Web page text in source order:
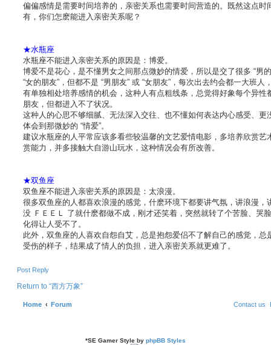
偏偏感情是需要时间培养的，亲密关系也需要时间营造的。既然这点时
有，你们怎麽能进入亲密关系呢？
★水瓶座
水瓶座不能进入亲密关系的原因是：博爱。
博爱不是花心，是不懂男女之间那点微妙的情爱，所以是交了很多 “男
“女的朋友”，但都不是 “男朋友” 或 “女朋友”，每次出去约会都一大班人
有单独相处培养感情的机会，这种人有点粗线条，总觉得好象每个异性
朋友，但都进入不了状况。
这种人的心思不够细腻、无法深入交往、也不懂如何表达内心感受、更
体会到那微妙的 “情爱”。
建议水瓶座的人平常应该多看些较温馨的文艺爱情电影，多培养欣赏艺
赏能力，并多接触大自游山玩水，这种情况会有所改善。
★双鱼座
双鱼座不能进入亲密关系的原因是：太浪漫。
很多双鱼座的人都喜欢浪漫的感觉，什麽环境下都要讲气氛，讲浪漫，
没 ＦＥＥＬ 了就什麽都做不成，刚才还笑着，突然就转了个苦脸、哭
化得让人受不了。
此外，双鱼座的人喜欢自怨自艾，总是抱怨爱侣不了解自己的感觉，总
受伤的样子，结果成了情人的负担，进入亲密关系就更难了。
Post Reply
Return to “西方万象”
Home Forum Contact us
*SE Gamer Style by phpBB Styles